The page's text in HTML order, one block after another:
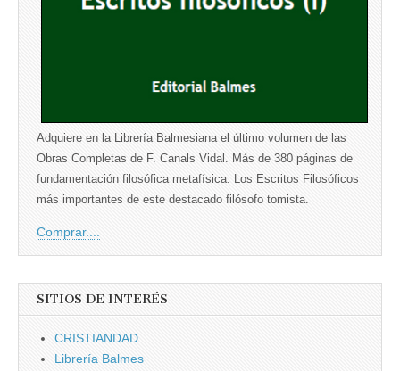
Adquiere en la Librería Balmesiana el último volumen de las
Obras Completas de F. Canals Vidal. Más de 380 páginas de
fundamentación filosófica metafísica. Los Escritos Filosóficos
más importantes de este destacado filósofo tomista.
Comprar....
SITIOS DE INTERÉS
CRISTIANDAD
Librería Balmes